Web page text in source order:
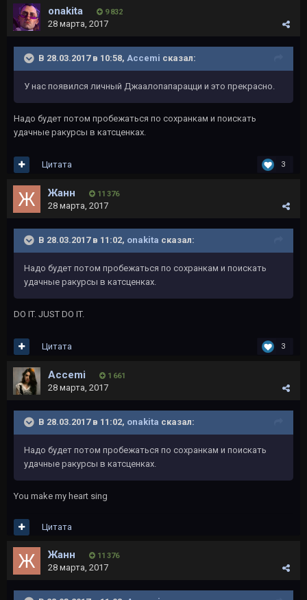
onakita 9 832
28 марта, 2017
В 28.03.2017 в 10:58, Accemi сказал:
У нас появился личный Джаалопапарацци и это прекрасно.
Надо будет потом пробежаться по сохранкам и поискать
удачные ракурсы в катсценках.
3
Цитата
Жанн 11 376
28 марта, 2017
В 28.03.2017 в 11:02, onakita сказал:
Надо будет потом пробежаться по сохранкам и поискать
удачные ракурсы в катсценках.
DO IT. JUST DO IT.
3
Цитата
Accemi 1 661
28 марта, 2017
В 28.03.2017 в 11:02, onakita сказал:
Надо будет потом пробежаться по сохранкам и поискать
удачные ракурсы в катсценках.
You make my heart sing
Цитата
Жанн 11 376
28 марта, 2017